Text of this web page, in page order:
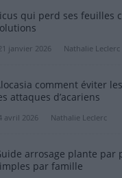
qui perd ses feuilles
janvier 2026 Nathalie Leclerc
comment éviter
attaques d’acariens
avril 2026 Nathalie Leclerc
arrosage plante par
par famille